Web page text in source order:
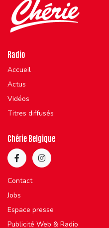
Radio
Accueil
Actus
Vidéos
Titres diffusés
Chérie Belgique
Contact
Jobs
Espace presse
Publicité Web & Radio